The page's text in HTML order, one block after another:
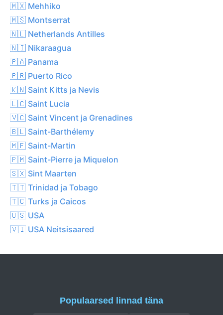
🇲🇽 Mehhiko
🇲🇸 Montserrat
🇳🇱 Netherlands Antilles
🇳🇮 Nikaraagua
🇵🇦 Panama
🇵🇷 Puerto Rico
🇰🇳 Saint Kitts ja Nevis
🇱🇨 Saint Lucia
🇻🇨 Saint Vincent ja Grenadines
🇧🇱 Saint-Barthélemy
🇲🇫 Saint-Martin
🇵🇲 Saint-Pierre ja Miquelon
🇸🇽 Sint Maarten
🇹🇹 Trinidad ja Tobago
🇹🇨 Turks ja Caicos
🇺🇸 USA
🇻🇮 USA Neitsisaared
Populaarsed linnad täna